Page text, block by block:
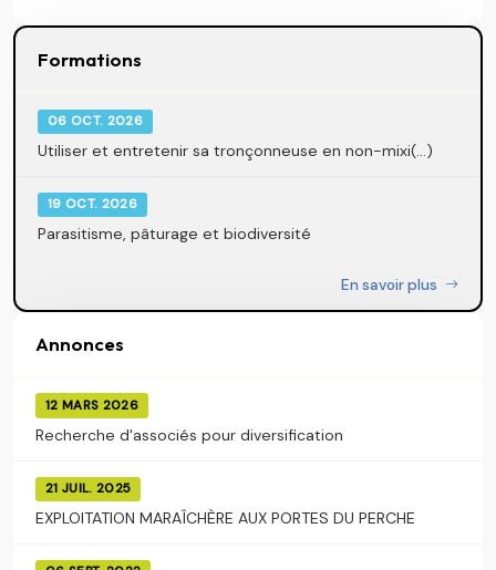
Formations
06 OCT. 2026
Utiliser et entretenir sa tronçonneuse en non-mixi(...)
19 OCT. 2026
Parasitisme, pâturage et biodiversité
En savoir plus
Annonces
12 MARS 2026
Recherche d'associés pour diversification
21 JUIL. 2025
EXPLOITATION MARAÎCHÈRE AUX PORTES DU PERCHE